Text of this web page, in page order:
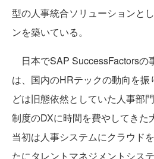
型の人事統合ソリューションと
ンを築いている。
日本でSAP SuccessFactorsの
は、国内のHRテックの動向を振
どは旧態依然としていた人事部
制度のDXに時間を費やしてきた
当初は人事システムにクラウド
たにタレントマネジメントシス